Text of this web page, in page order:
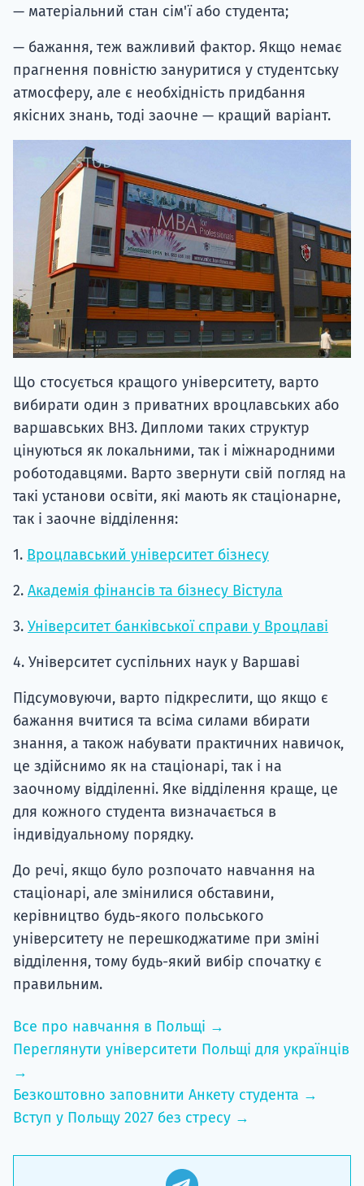
— матеріальний стан сім'ї або студента;
— бажання, теж важливий фактор. Якщо немає
прагнення повністю зануритися у студентську
атмосферу, але є необхідність придбання
якісних знань, тоді заочне — кращий варіант.
Що стосується кращого університету, варто
вибирати один з приватних вроцлавських або
варшавських ВНЗ. Дипломи таких структур
цінуються як локальними, так і міжнародними
роботодавцями. Варто звернути свій погляд на
такі установи освіти, які мають як стаціонарне,
так і заочне відділення:
1. Вроцлавський університет бізнесу
2. Академія фінансів та бізнесу Вістула
3. Університет банківської справи у Вроцлаві
4. Університет суспільних наук у Варшаві
Підсумовуючи, варто підкреслити, що якщо є
бажання вчитися та всіма силами вбирати
знання, а також набувати практичних навичок,
це здійснимо як на стаціонарі, так і на
заочному відділенні. Яке відділення краще, це
для кожного студента визначається в
індивідуальному порядку.
До речі, якщо було розпочато навчання на
стаціонарі, але змінилися обставини,
керівництво будь-якого польського
університету не перешкоджатиме при зміні
відділення, тому будь-який вибір спочатку є
правильним.
Все про навчання в Польщі →
Переглянути університети Польщі для українців
→
Безкоштовно заповнити Анкету студента →
Вступ у Польщу 2027 без стресу →